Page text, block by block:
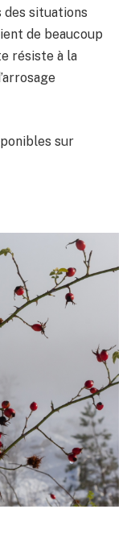
des situations
de beaucoup
résiste à la
sur